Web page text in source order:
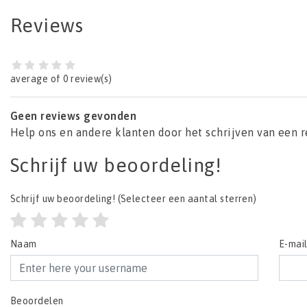
Reviews
average of 0 review(s)
Geen reviews gevonden
Help ons en andere klanten door het schrijven van een
Schrijf uw beoordeling!
Schrijf uw beoordeling! (Selecteer een aantal sterren)
Naam E-mail
Beoordelen